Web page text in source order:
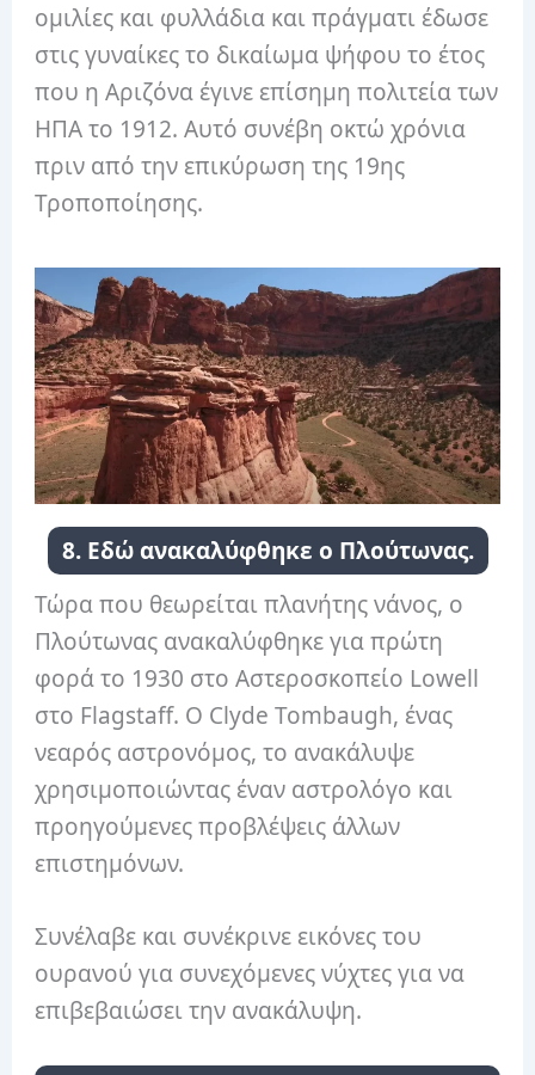
ομιλίες και φυλλάδια και πράγματι έδωσε
στις γυναίκες το δικαίωμα ψήφου το έτος
που η Αριζόνα έγινε επίσημη πολιτεία των
ΗΠΑ το 1912. Αυτό συνέβη οκτώ χρόνια
πριν από την επικύρωση της 19ης
Τροποποίησης.
8. Εδώ ανακαλύφθηκε ο Πλούτωνας.
Τώρα που θεωρείται πλανήτης νάνος, ο
Πλούτωνας ανακαλύφθηκε για πρώτη
φορά το 1930 στο Αστεροσκοπείο Lowell
στο Flagstaff. Ο Clyde Tombaugh, ένας
νεαρός αστρονόμος, το ανακάλυψε
χρησιμοποιώντας έναν αστρολόγο και
προηγούμενες προβλέψεις άλλων
επιστημόνων.
Συνέλαβε και συνέκρινε εικόνες του
ουρανού για συνεχόμενες νύχτες για να
επιβεβαιώσει την ανακάλυψη.